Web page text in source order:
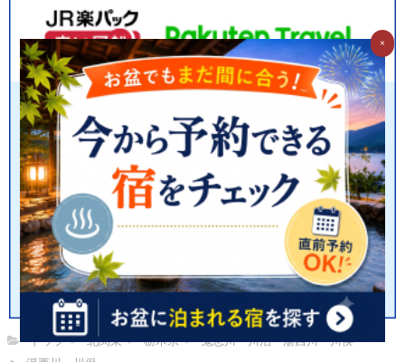
トップ 北関東 栃木県
鬼怒川・川治・湯西川・川俣
×